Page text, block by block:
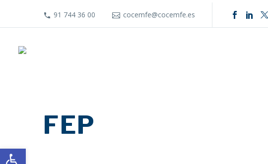
91 744 36 00 cocemfe@cocemfe.es
FEP
Abrir barra de herramientas